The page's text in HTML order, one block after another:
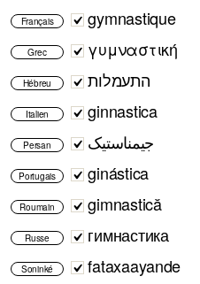
Français gymnastique
Grec γυμναστική
Hébreu התעמלות
Italien ginnastica
Persan جیمناستیک
Portugais ginástica
Roumain gimnastică
Russe гимнастика
Soninké fataxaayande